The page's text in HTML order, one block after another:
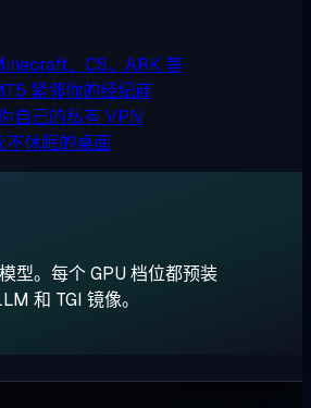
、CS、ARK 等
紧邻你的经纪商
自己的私有 VPN
不休眠的桌面
型。每个 GPU 档位都预装
和 TGI 镜像。